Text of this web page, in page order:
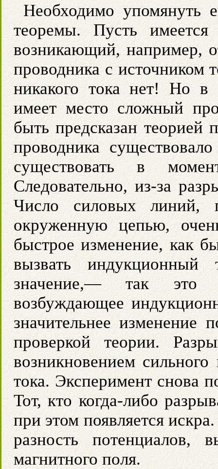
Необходимо упомянуть
теоремы. Пусть
возникающий, например,
проводника с источником
никакого тока нет! Но в
имеет место сложный
быть предсказан теорией
проводника
существовать в
Следовательно, из-за
Число силовых линий,
окруженную цепью,
быстрое изменение, как
вызвать индукционный
значение,— так это
возбуждающее
значительнее изменение
проверкой теории.
возникновением сильного
тока. Эксперимент снова
Тот, кто когда-либо
при этом появляется
разность потенциалов,
магнитного поля.